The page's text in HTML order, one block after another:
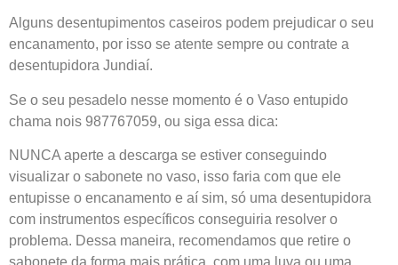
Alguns desentupimentos caseiros podem prejudicar o seu
encanamento, por isso se atente sempre ou contrate a
desentupidora Jundiaí.
Se o seu pesadelo nesse momento é o Vaso entupido
chama nois 987767059, ou siga essa dica:
NUNCA aperte a descarga se estiver conseguindo
visualizar o sabonete no vaso, isso faria com que ele
entupisse o encanamento e aí sim, só uma desentupidora
com instrumentos específicos conseguiria resolver o
problema. Dessa maneira, recomendamos que retire o